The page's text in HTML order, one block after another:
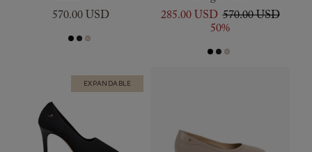
570.00 USD
285.00 USD 570.00 USD
50%
EXPANDABLE